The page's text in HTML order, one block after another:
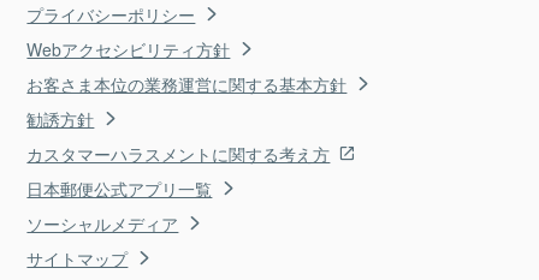
プライバシーポリシー
Webアクセシビリティ方針
お客さま本位の業務運営に関する基本方針
勧誘方針
カスタマーハラスメントに関する考え方
日本郵便公式アプリ一覧
ソーシャルメディア
サイトマップ